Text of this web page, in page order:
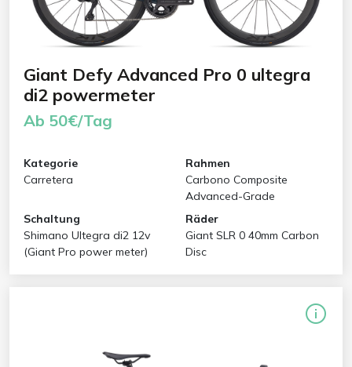
Giant Defy Advanced Pro 0 ultegra
di2 powermeter
Ab 50€/Tag
Kategorie
Carretera
Rahmen
Carbono Composite
Advanced-Grade
Schaltung
Shimano Ultegra di2 12v
(Giant Pro power meter)
Räder
Giant SLR 0 40mm Carbon
Disc